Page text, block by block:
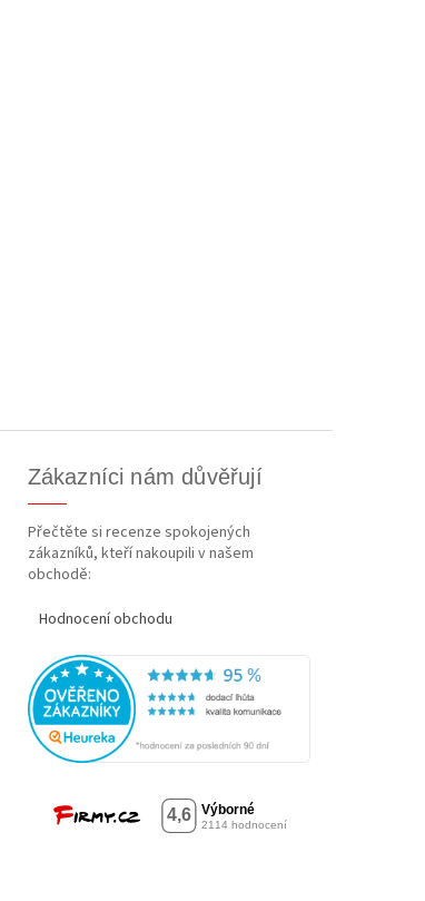
Zákazníci nám důvěřují
Přečtěte si recenze spokojených
zákazníků, kteří nakoupili v našem
obchodě:
Hodnocení obchodu